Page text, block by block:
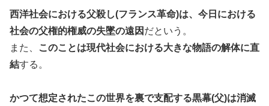
西洋社会における父殺し(フランス革命)は、今日における
社会の父権的権威の失墜の遠因 だという。
また、
このことは現代社会における大きな物語の解体に直
結する。
かつて想定されたこの世界を裏で支配する黒幕(父)は消滅